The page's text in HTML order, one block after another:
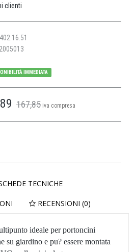
clienti
IMMEDIATA
167,85 iva compresa
TECNICHE
RECENSIONI (0)
ideale per portoncini
su giardino e pu? essere montata